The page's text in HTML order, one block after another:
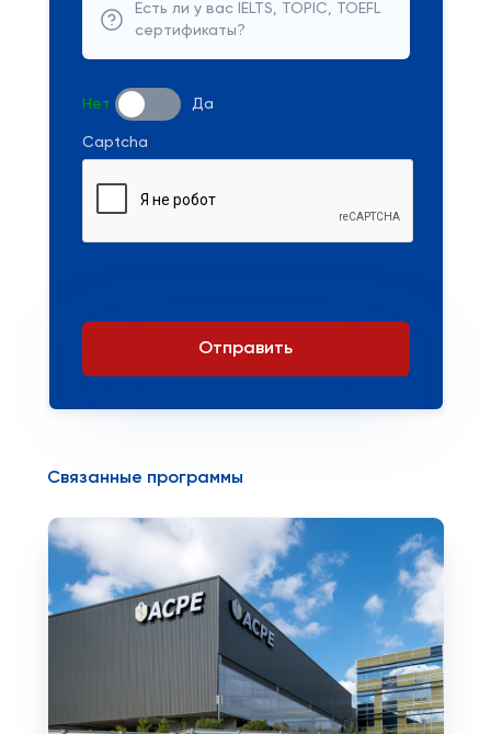
Есть ли у вас IELTS, TOPIC, TOEFL
сертификаты?
Нет Да
Captcha
Отправить
Связанные программы